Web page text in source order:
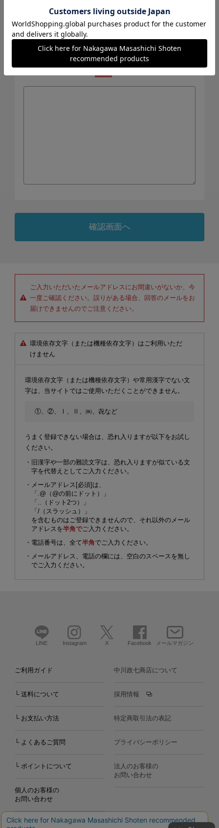
メールアドレス
ご入力いただいたメールアドレスにお間違いがないか、今
一度ご確認ください。誤りがある場合、回答のメールをお
届けできませんのでご注意ください。
環境依存文字（または機種依存文字）はご利用いただ
けません
環境依存文字（または機種依存文字）や常用漢字でない文
字は、当サイトではご使用いただくことができません。
①、②、Ⅰ、Ⅱ、㈱、㐂など
うまく登録できない場合は、恐れ入りますが以下をお試し
ください。
・旧漢字や一部の難読文字は、恐れ入りますが似ている文
字を代替えとしてご入力ください。
・メールアドレス[必須]は、
「.@（@の前にドット）」
「..（ドット2つ）」
「/（スラッシュ）」
を含むものはご登録できませんので、それ以外のメール
アドレスを半角でご入力ください。
・電話番号は、全て半角でご入力ください。
・メールアドレス、電話の欄には、空白のスペースを無し
でご入力ください。
LINE Instagram X Facebook メールマガジン
ご利用ガイド
└ 送料について
└ お支払い方法
└ よくあるご質問
└ ポイントについて
個人のお客様の
お問い合わせ
中川政七商店について
採用情報
特定商取引法の表記
プライバシーポリシー
法人のお客様の
お問い合わせ